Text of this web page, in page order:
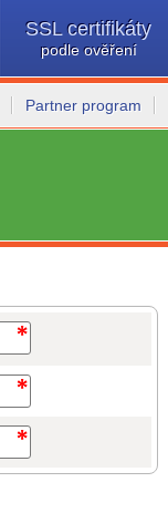
SSL certifikáty
podle ověření
Partner program